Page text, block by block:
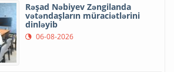
Rəşad Nəbiyev Zəngilanda
vətəndaşların müraciətlərini
dinləyib
06-08-2026